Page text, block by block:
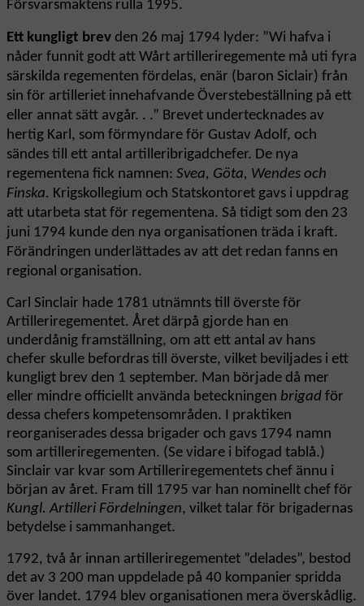
Försvarsmaktens rulla 1995.
Ett kungligt brev den 26 maj 1794 lyder: ”Wi hafva i
nåder funnit godt att Wårt artilleriregemente må uti fyra
särskilda regementen fördelas, enär (baron Siclair) från
sin för artilleriet innehafvande Överstebeställning på ett
eller annat sätt avgår. . .” Brevet undertecknades av
hertig Karl, som förmyndare för Gustav Adolf, och
sändes till ett antal artilleribrigadchefer. De nya
regementena fick namnen: Svea, Göta, Wendes och
Finska. Krigskollegium och Statskontoret gavs i uppdrag
att utarbeta stat för regementena. Så tidigt som den 23
juni 1794 kunde den nya organisationen träda i kraft.
Förändringen underlättades av att det redan fanns en
regional organisation.
Carl Sinclair hade 1781 utnämnts till överste för
Artilleriregementet. Året därpå gjorde han en
underdånig framställning, om att ett antal av hans
chefer skulle befordras till överste, vilket beviljades i ett
kungligt brev den 1 september. Man började då mer
eller mindre officiellt använda beteckningen brigad för
dessa chefers kompetensområden. I praktiken
reorganiserades dessa brigader och gavs 1794 namn
som artilleriregementen. (Se vidare i bifogad tablå.)
Sinclair var kvar som Artilleriregementets chef ännu i
början av året. Fram till 1795 var han nominellt chef för
Kungl. Artilleri Fördelningen, vilket talar för brigadernas
betydelse i sammanhanget.
1792, två år innan artilleriregementet ”delades”, bestod
det av 3 200 man uppdelade på 40 kompanier spridda
över landet. 1794 blev organisationen mera överskådlig.